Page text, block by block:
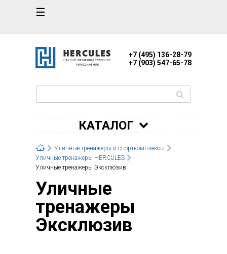
☰
+7 (495) 136-28-79
+7 (903) 547-65-78
КАТАЛОГ
Уличные тренажеры и спорткомплексы
Уличные тренажеры HERCULES
Уличные тренажеры Эксклюзив
Уличные
тренажеры
Эксклюзив